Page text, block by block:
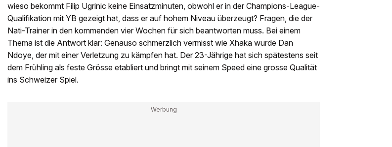
wieso bekommt Filip Ugrinic keine Einsatzminuten, obwohl er in der Champions-League-
Qualifikation mit YB gezeigt hat, dass er auf hohem Niveau überzeugt? Fragen, die der
Nati-Trainer in den kommenden vier Wochen für sich beantworten muss. Bei einem
Thema ist die Antwort klar: Genauso schmerzlich vermisst wie Xhaka wurde Dan
Ndoye, der mit einer Verletzung zu kämpfen hat. Der 23-Jährige hat sich spätestens seit
dem Frühling als feste Grösse etabliert und bringt mit seinem Speed eine grosse Qualität
ins Schweizer Spiel.